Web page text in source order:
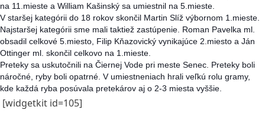
na 11.mieste a William Kašinský sa umiestnil na 5.mieste.
V staršej kategórii do 18 rokov skončil Martin Slíž výbornom 1.mieste.
Najstaršej kategórii sme mali taktiež zastúpenie. Roman Pavelka ml.
obsadil celkové 5.miesto, Filip Kňazovický vynikajúce 2.miesto a Ján
Ottinger ml. skončil celkovo na 1.mieste.
Preteky sa uskutočnili na Čiernej Vode pri meste Senec. Preteky boli
náročné, ryby boli opatrné. V umiestneniach hrali veľkú rolu gramy,
kde každá ryba posúvala pretekárov aj o 2-3 miesta vyššie.
[widgetkit id=105]